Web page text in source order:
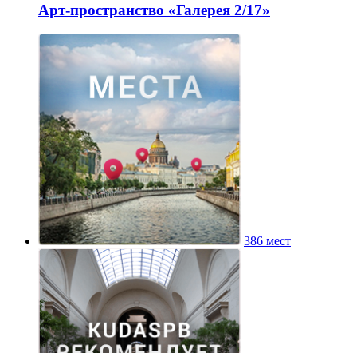
Арт-пространство «Галерея 2/17»
386 мест